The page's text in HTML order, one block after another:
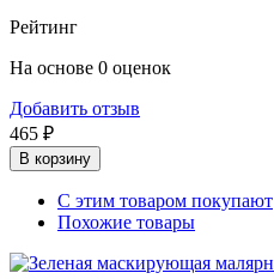
Рейтинг
На основе 0 оценок
Добавить отзыв
465 ₽
В корзину
С этим товаром покупают
Похожие товары